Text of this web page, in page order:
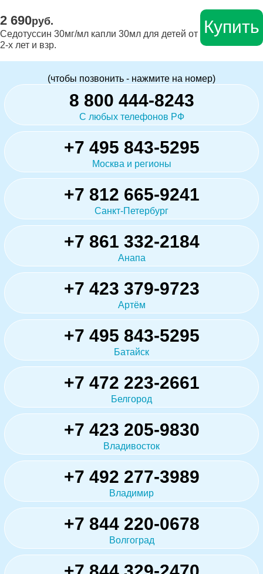
2 690руб.
Седотуссин 30мг/мл капли 30мл для детей от
2-х лет и взр.
Купить
(чтобы позвонить - нажмите на номер)
8 800 444-8243
С любых телефонов РФ
+7 495 843-5295
Москва и регионы
+7 812 665-9241
Санкт-Петербург
+7 861 332-2184
Анапа
+7 423 379-9723
Артём
+7 495 843-5295
Батайск
+7 472 223-2661
Белгород
+7 423 205-9830
Владивосток
+7 492 277-3989
Владимир
+7 844 220-0678
Волгоград